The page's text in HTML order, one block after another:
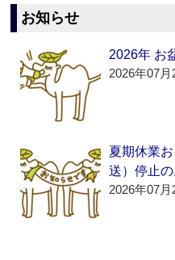
お知らせ
2026年 お
2026年07
夏期休業
送）停止
2026年07